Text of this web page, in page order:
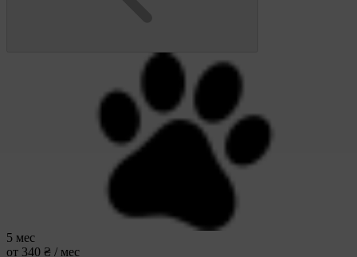
5 мес
от 340 ₴ / мес